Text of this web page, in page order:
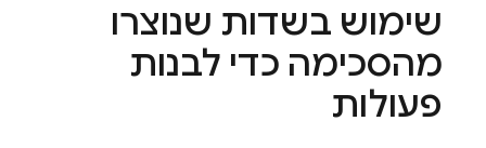
שימוש בשדות שנוצרו
מהסכימה כדי לבנות
פעולות